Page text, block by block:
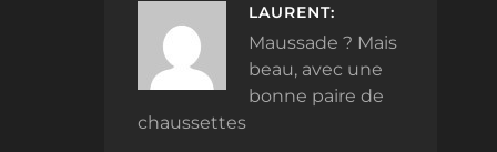
LAURENT:
Maussade ? Mais
beau, avec une
bonne paire de
chaussettes